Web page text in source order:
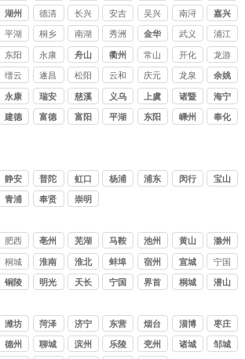
湖州 德清 长兴 安吉 吴兴 南浔 嘉兴
平湖 桐乡 南湖 秀洲 金华 武义 浦江
东阳 永康 舟山 衢州 常山 开化 龙游
缙云 遂昌 松阳 云和 庆元 龙泉 余姚
永康 瑞安 慈溪 义乌 上虞 诸暨 海宁
建德 富德 富阳 平湖 东阳 嵊州 奉化
静安 普陀 虹口 杨浦 浦东 闵行 宝山
青浦 奉贤 崇明
肥西 亳州 芜湖
马鞍
山
池州 黄山 滁州
桐城 淮南 淮北 蚌埠 宿州 宣城 宁国
铜陵 明光 天长 宁国 界首 桐城 潜山
潍坊 菏泽 济宁 东营 烟台 淄博 枣庄
德州 聊城 滨州 乐陵 兖州 诸城 邹城